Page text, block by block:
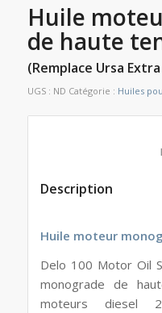
Huile
de haute
(Remplace Ursa
UGS : ND Catégorie : Huiles
Description
Huile moteur
Delo 100 Motor Oil
monograde de
moteurs diesel